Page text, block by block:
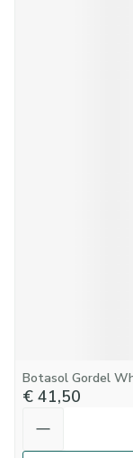
Botasol Gordel
€ 41,50